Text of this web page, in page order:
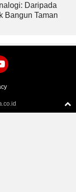
Daripada
Bangun Taman